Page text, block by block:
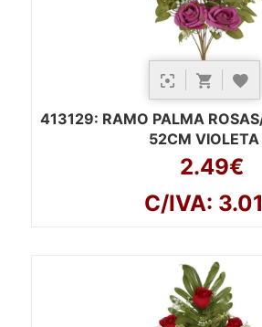
413129: RAMO PALMA
52CM VIOLETA
2.49€
C/IVA: